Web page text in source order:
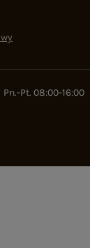
Pn.-Pt. 08:00-16:00